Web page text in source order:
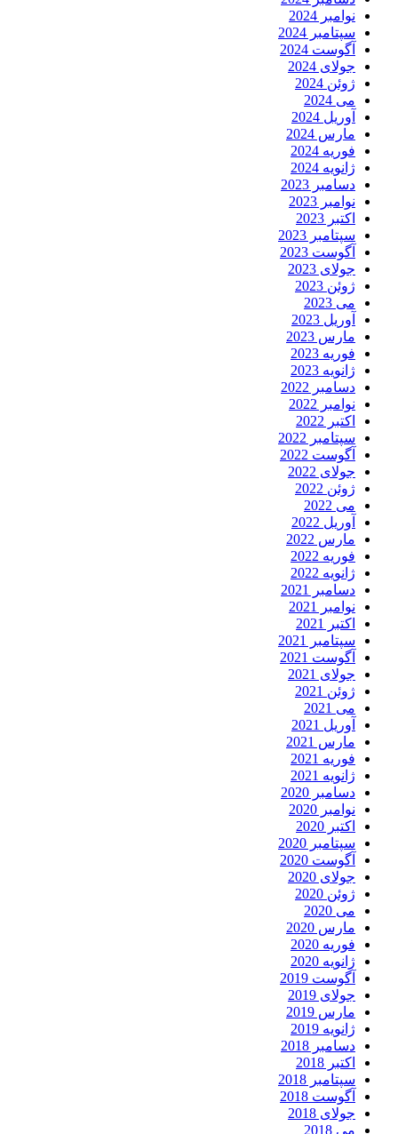
نوامبر 2024
سپتامبر 2024
آگوست 2024
جولای 2024
ژوئن 2024
می 2024
آوریل 2024
مارس 2024
فوریه 2024
ژانویه 2024
دسامبر 2023
نوامبر 2023
اکتبر 2023
سپتامبر 2023
آگوست 2023
جولای 2023
ژوئن 2023
می 2023
آوریل 2023
مارس 2023
فوریه 2023
ژانویه 2023
دسامبر 2022
نوامبر 2022
اکتبر 2022
سپتامبر 2022
آگوست 2022
جولای 2022
ژوئن 2022
می 2022
آوریل 2022
مارس 2022
فوریه 2022
ژانویه 2022
دسامبر 2021
نوامبر 2021
اکتبر 2021
سپتامبر 2021
آگوست 2021
جولای 2021
ژوئن 2021
می 2021
آوریل 2021
مارس 2021
فوریه 2021
ژانویه 2021
دسامبر 2020
نوامبر 2020
اکتبر 2020
سپتامبر 2020
آگوست 2020
جولای 2020
ژوئن 2020
می 2020
مارس 2020
فوریه 2020
ژانویه 2020
آگوست 2019
جولای 2019
مارس 2019
ژانویه 2019
دسامبر 2018
اکتبر 2018
سپتامبر 2018
آگوست 2018
جولای 2018
می 2018